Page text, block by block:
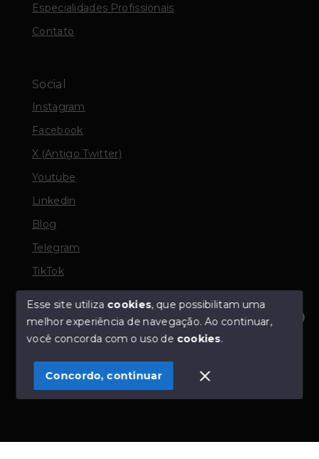
Olá! Estamos disponíveis para te ajudar.
Especialidades Profissionais
Contato
Social
Instagram
Facebook
X (Antigo Twitter)
Youtube
Linkedin
Blog
Telegram
TikTok
© Copyright 2026 - TORQUATO ∴ Corretor de Imóveis
- CRECI 42643f | 136.004f Perito Avaliador CNAI 37357
SITE PARA IMOBILIARIA
Esse site utiliza cookies, que possibilitam uma
melhor experiência de navegação.Ao continuar,
você concorda com o uso de cookies.
Concordo, continuar